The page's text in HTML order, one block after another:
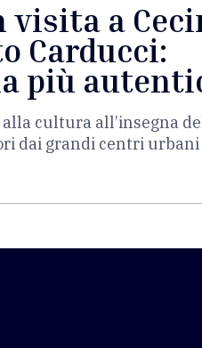
visita a
Carducci:
più
cultura all’insegna
dai grandi centri